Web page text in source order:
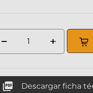
 Descargar ficha